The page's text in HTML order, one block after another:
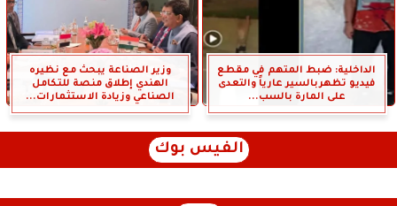
الداخلية: ضبط المتهم في مقطع
فيديو تظهربالسير عارياً والتعدى
على المارة بالسب...
وزير الصناعة يبحث مع نظيره
الهندي إطلاق منصة للتكامل
الصناعي وزيادة الاستثمارات...
الفيس بوك